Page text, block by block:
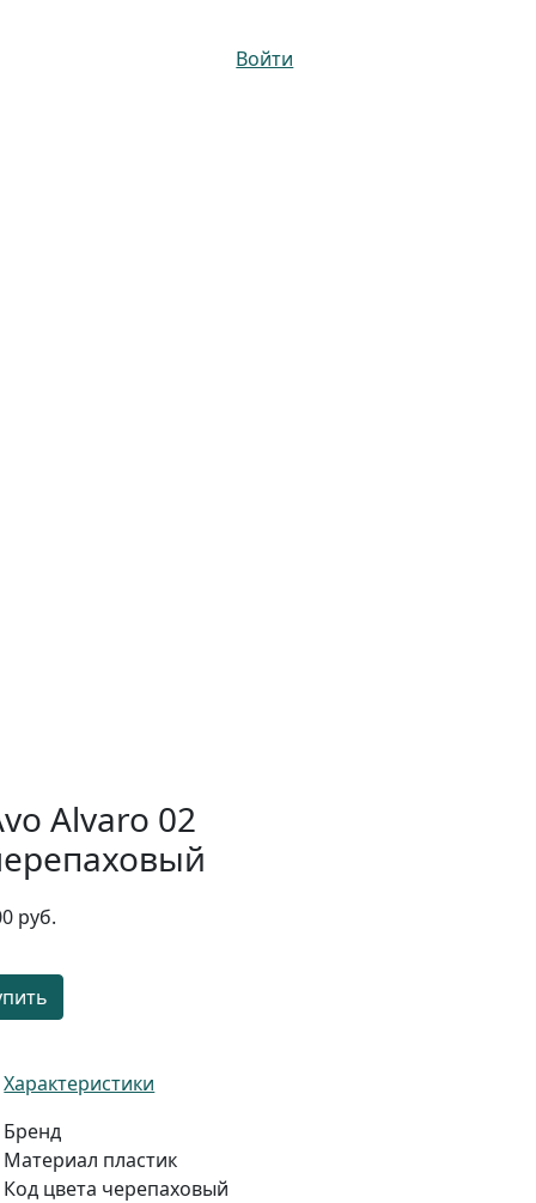
Войти
Alvaro 02
руб.
Характеристики
Бренд
Материал пластик
Код цвета черепаховый